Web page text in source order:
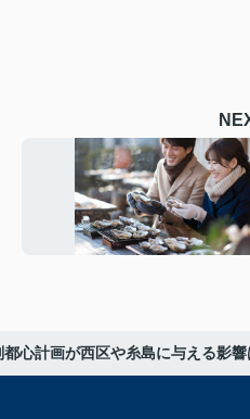
都心計画が西区や糸島に与える影